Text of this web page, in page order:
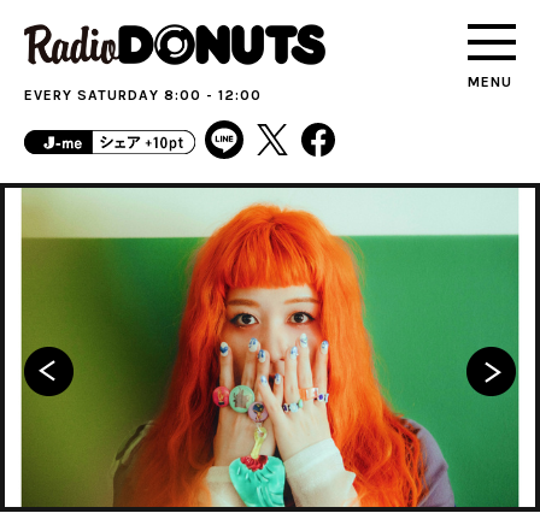
MENU
EVERY SATURDAY 8:00 - 12:00